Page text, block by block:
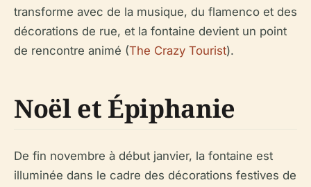
transforme avec de la musique, du flamenco et des
décorations de rue, et la fontaine devient un point
de rencontre animé (The Crazy Tourist).
Noël et Épiphanie
De fin novembre à début janvier, la fontaine est
illuminée dans le cadre des décorations festives de